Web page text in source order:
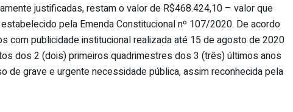
justificadas, restam o valor de R$468.424,10 – valor que
pela Emenda Constitucional nº 107/2020. De acordo
com publicidade institucional realizada até 15 de agosto de 2020
dos 2 (dois) primeiros quadrimestres dos 3 (três) últimos anos
de grave e urgente necessidade pública, assim reconhecida pela